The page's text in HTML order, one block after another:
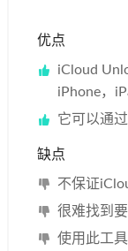
优点
iCloud
iPhone，
它可以通
缺点
不保证
很难找到
使用此工